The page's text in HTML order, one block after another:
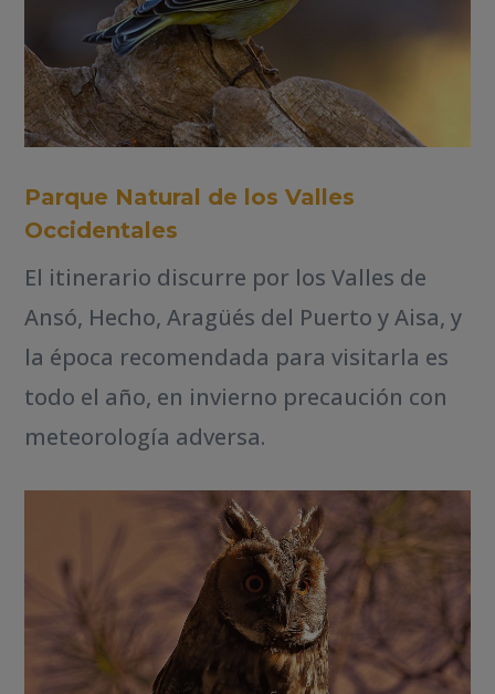
Parque Natural de los Valles
Occidentales
El itinerario discurre por los Valles de
Ansó, Hecho, Aragüés del Puerto y Aisa, y
la época recomendada para visitarla es
todo el año, en invierno precaución con
meteorología adversa.